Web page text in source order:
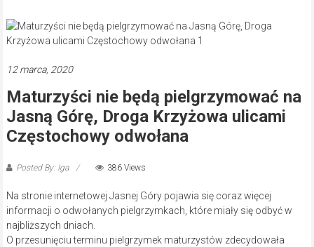
12 marca, 2020
Maturzyści nie będą pielgrzymować na
Jasną Górę, Droga Krzyżowa ulicami
Częstochowy odwołana
Posted By: Iga 386 Views
Na stronie internetowej Jasnej Góry pojawia się coraz więcej
informacji o odwołanych pielgrzymkach, które miały się odbyć w
najbliższych dniach.
O przesunięciu terminu pielgrzymek maturzystów zdecydowała